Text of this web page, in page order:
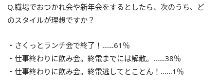
Q.職場でおつかれ会や新年会をするとしたら、次のうち、ど
のスタイルが理想ですか？
・さくっとランチ会で終了！……61％
・仕事終わりに飲み会。終電までには解散。……38％
・仕事終わりに飲み会。終電逃してとことん！……1％